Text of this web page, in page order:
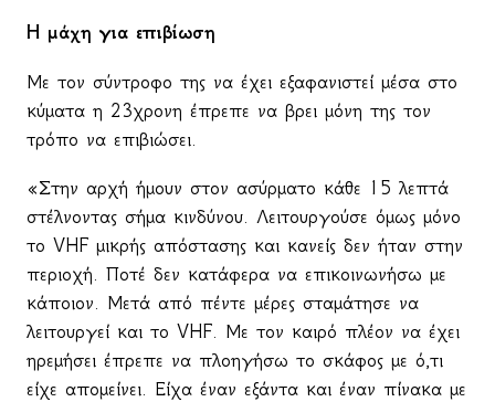
Η μάχη για επιβίωση
Με τον σύντροφο της να έχει εξαφανιστεί μέσα στο
κύματα η 23χρονη έπρεπε να βρει μόνη της τον
τρόπο να επιβιώσει.
«Στην αρχή ήμουν στον ασύρματο κάθε 15 λεπτά
στέλνοντας σήμα κινδύνου. Λειτουργούσε όμως μόνο
το VHF μικρής απόστασης και κανείς δεν ήταν στην
περιοχή. Ποτέ δεν κατάφερα να επικοινωνήσω με
κάποιον. Μετά από πέντε μέρες σταμάτησε να
λειτουργεί και το VHF. Με τον καιρό πλέον να έχει
ηρεμήσει έπρεπε να πλοηγήσω το σκάφος με ό,τι
είχε απομείνει. Είχα έναν εξάντα και έναν πίνακα με